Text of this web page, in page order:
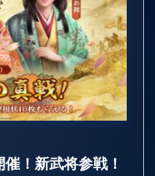
催！新武将参戦！